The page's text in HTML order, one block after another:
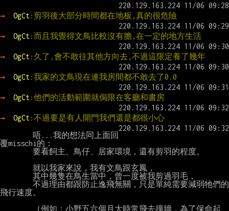
→ OgCt:剪羽後大部分時間都在地板,真的很危險
→ OgCt:而且我覺得文鳥比較沒有膽,在一定的地方生活
→ OgCt:久了,會不敢往其他方向去,不過這限定養了幾年
→ OgCt:我家的文鳥現在連我房間都不敢去了0.0
→ OgCt:他們的活動範圍就侷限在客廳和書房
→ OgCt:不過要是有人開門我們還是都很小心
覆misschi的：
飛行速度。